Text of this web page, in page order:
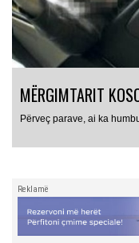
MËRGIMTARIT
Përveç parave, ai ka
Reklamë